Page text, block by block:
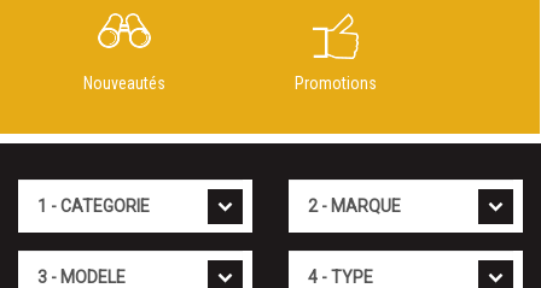
Nouveautés Promotions